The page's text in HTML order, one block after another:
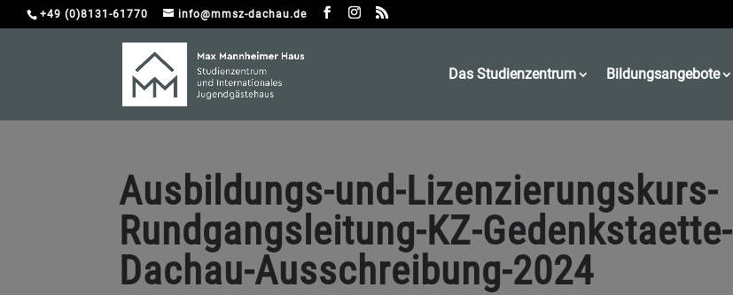
+49 (0)8131-61770 info@mmsz-dachau.de
Das Studienzentrum Bildungsangebote
Ausbildungs-und-Lizenzierungskurs-
Rundgangsleitung-KZ-Gedenkstaette-
Dachau-Ausschreibung-2024